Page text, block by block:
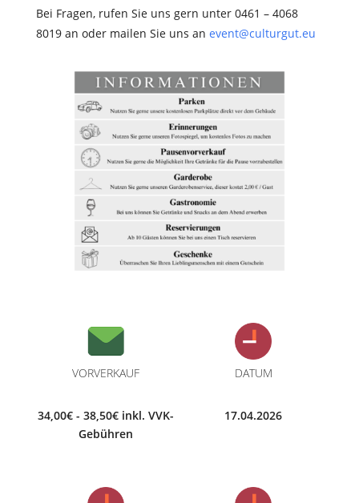
Bei Fragen, rufen Sie uns gern unter 0461 – 4068
8019 an oder mailen Sie uns an event@culturgut.eu
VORVERKAUF
34,00€ - 38,50€ inkl. VVK-
Gebühren
DATUM
17.04.2026